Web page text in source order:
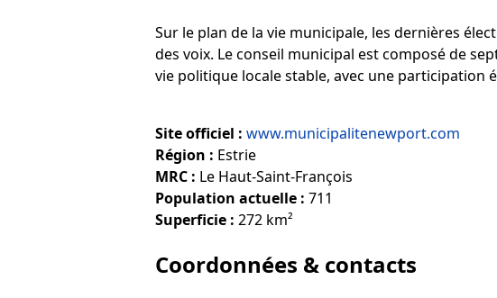
Sur le plan de la vie municipale, les dernières
des voix. Le conseil municipal est composé de
vie politique locale stable, avec une
Site officiel : www.municipalitenewport.com
Région : Estrie
MRC : Le Haut-Saint-François
Population actuelle : 711
Superficie : 272 km²
Coordonnées & contacts